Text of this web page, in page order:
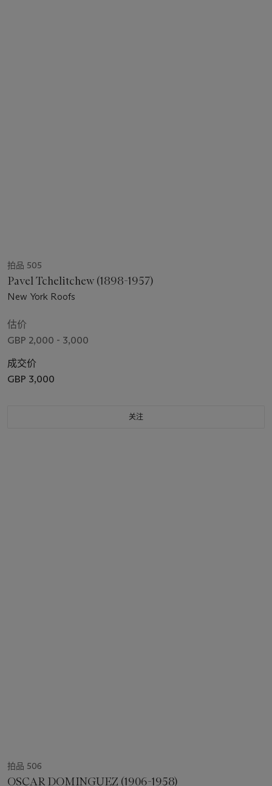
拍品 505
Pavel Tchelitchew (1898-1957)
New York Roofs
估价
GBP 2,000 - 3,000
成交价
GBP 3,000
关注
拍品 506
OSCAR DOMINGUEZ (1906-1958)